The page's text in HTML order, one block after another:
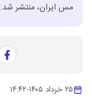
مس ایران، منتشر شد.
۲۵ خرداد ۱۴۰۵ -۱۴:۴۲